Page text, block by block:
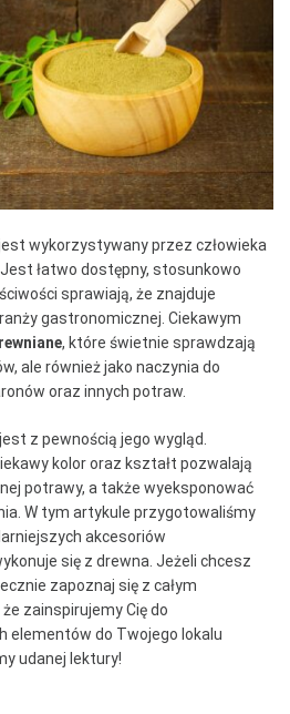
wykorzystywany przez człowieka
łatwo dostępny, stosunkowo
sprawiają, że znajduje
gastronomicznej. Ciekawym
, które świetnie sprawdzają
ale również jako naczynia do
oraz innych potraw.
z pewnością jego wygląd.
kolor oraz kształt pozwalają
potrawy, a także wyeksponować
W tym artykule przygotowaliśmy
akcesoriów
się z drewna. Jeżeli chcesz
zapoznaj się z całym
zainspirujemy Cię do
elementów do Twojego lokalu
udanej lektury!